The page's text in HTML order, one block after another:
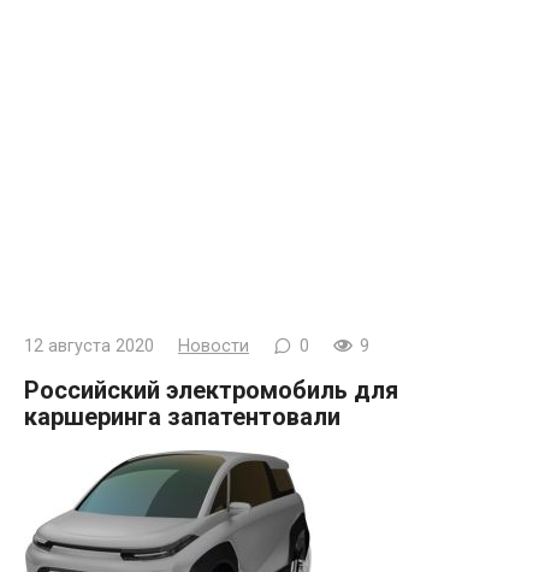
12 августа 2020 Новости 0 9
Российский электромобиль для
каршеринга запатентовали